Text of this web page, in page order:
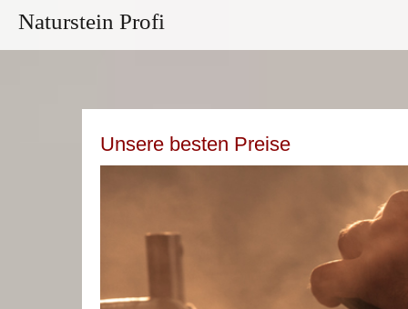
Naturstein Profi
Unsere besten Preise